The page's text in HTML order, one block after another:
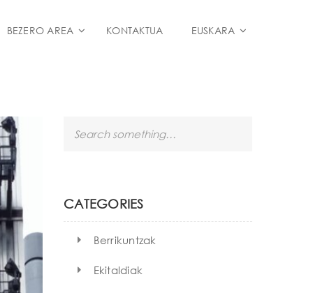
BEZERO AREA KONTAKTUA EUSKARA
h
CATEGORIES
Berrikuntzak
Ekitaldiak